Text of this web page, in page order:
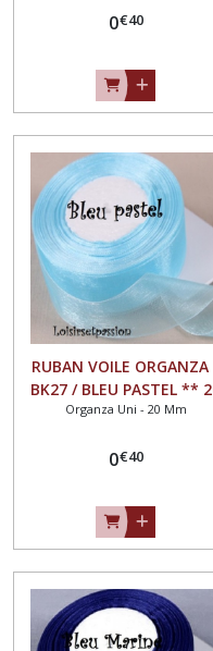
0€40
RUBAN VOILE ORGANZA
BK27 / BLEU PASTEL **
mm ** Vendu au mètre -
Organza Uni - 20 Mm
0€40